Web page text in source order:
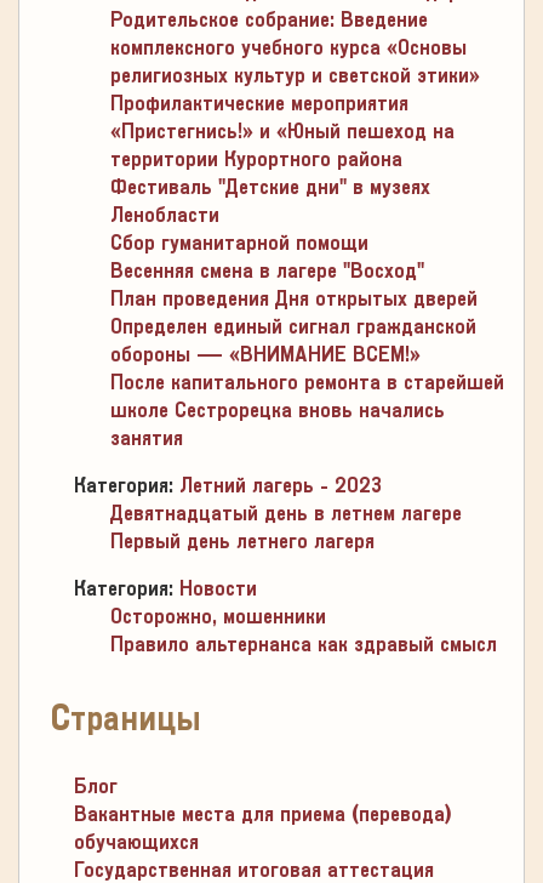
Родительское собрание: Введение
комплексного учебного курса «Основы
религиозных культур и светской этики»
Профилактические мероприятия
«Пристегнись!» и «Юный пешеход на
территории Курортного района
Фестиваль "Детские дни" в музеях
Ленобласти
Сбор гуманитарной помощи
Весенняя смена в лагере "Восход"
План проведения Дня открытых дверей
Определен единый сигнал гражданской
обороны — «ВНИМАНИЕ ВСЕМ!»
После капитального ремонта в старейшей
школе Сестрорецка вновь начались
занятия
Категория: Летний лагерь - 2023
Девятнадцатый день в летнем лагере
Первый день летнего лагеря
Категория: Новости
Осторожно, мошенники
Правило альтернанса как здравый смысл
Страницы
Блог
Вакантные места для приема (перевода)
обучающихся
Государственная итоговая аттестация